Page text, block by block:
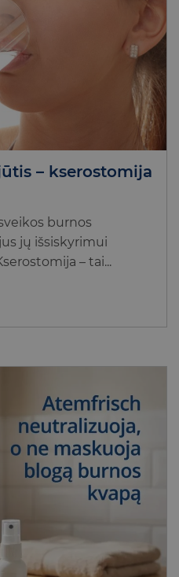
– kserostomija
burnos
jų išsiskyrimui
– tai...